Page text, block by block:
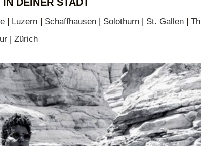
| Luzern | Schaffhausen | Solothurn | St. Gallen |
| Zürich